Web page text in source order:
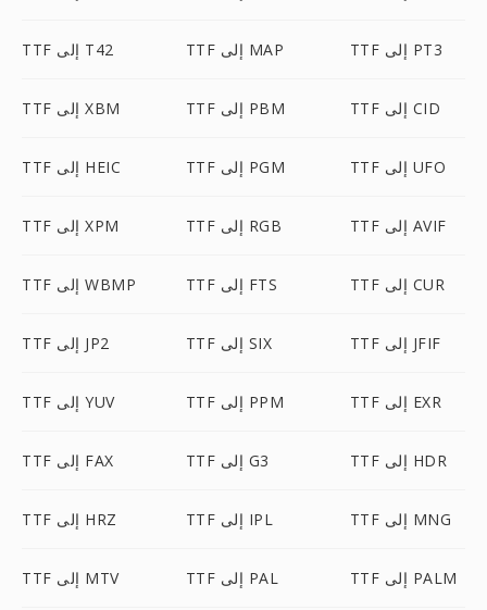
TTF إلى T42 TTF إلى MAP TTF إلى PT3
TTF إلى XBM TTF إلى PBM TTF إلى CID
TTF إلى HEIC TTF إلى PGM TTF إلى UFO
TTF إلى XPM TTF إلى RGB TTF إلى AVIF
TTF إلى WBMP TTF إلى FTS TTF إلى CUR
TTF إلى JP2 TTF إلى SIX TTF إلى JFIF
TTF إلى YUV TTF إلى PPM TTF إلى EXR
TTF إلى FAX TTF إلى G3 TTF إلى HDR
TTF إلى HRZ TTF إلى IPL TTF إلى MNG
TTF إلى MTV TTF إلى PAL TTF إلى PALM